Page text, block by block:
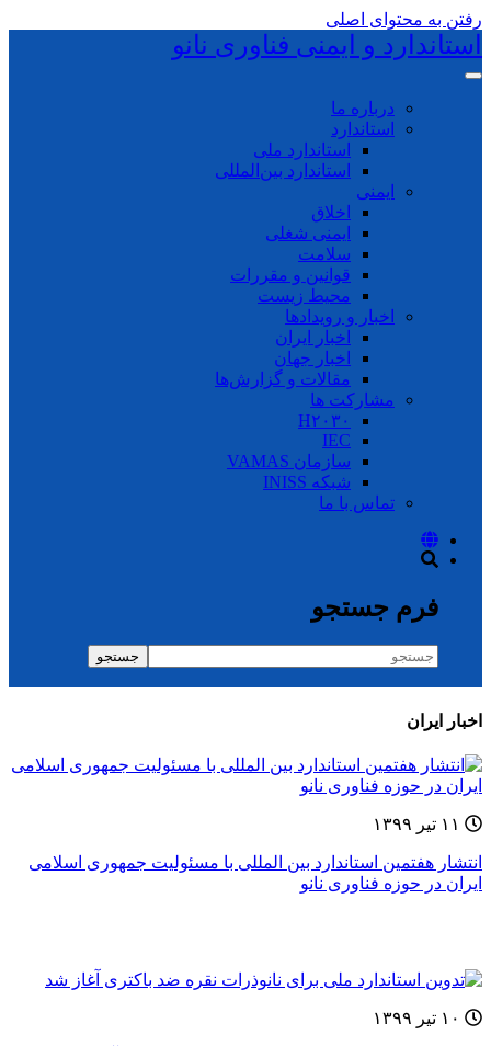
رفتن به محتوای اصلی
استاندارد و ایمنی فناوری نانو
درباره ما
استاندارد
استاندارد ملی
استاندارد بین‌المللی
ایمنی
اخلاق
ایمنی شغلی
سلامت
قوانین و مقررات
محیط زیست
اخبار و رویدادها
اخبار ایران
اخبار جهان
مقالات و گزارش‌ها
مشارکت ها
H۲۰۳۰
IEC
سازمان VAMAS
شبکه INISS
تماس با ما
فرم جستجو
جستجو
اخبار ایران
انتشار هفتمین استاندارد بین المللی با مسئولیت جمهوری اسلامی
ایران در حوزه فناوری نانو